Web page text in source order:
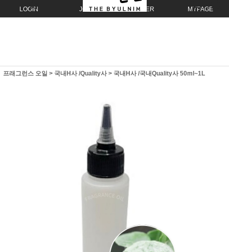
LOGIN JOIN ORDER MYPAGE
프래그런스 오일 > 국내H사 /Quality사> 국내H사 /국내Quality사 50ml~1L